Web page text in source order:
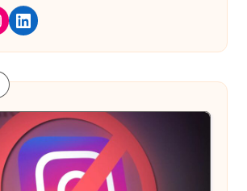
LinkedIn